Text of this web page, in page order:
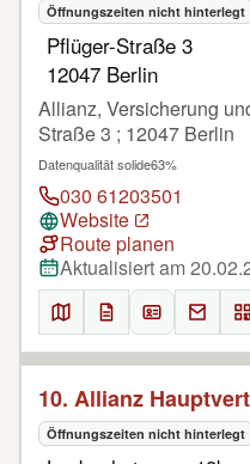
Öffnungszeiten nicht hinterlegt
Pflüger-Straße 3
12047 Berlin
Allianz, Versicherung
Straße 3 ; 12047 Berlin
Datenqualität solide63%
030 61203501
Website
Route planen
Aktualisiert am
10. Allianz
Öffnungszeiten nicht hinterlegt